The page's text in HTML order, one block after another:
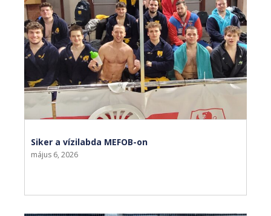
Siker a vízilabda MEFOB-on
május 6, 2026